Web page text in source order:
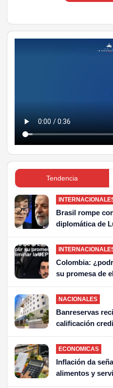
Tendencia
Brasil rompe
diplomática de
insultos» de
Colombia:
su promesa de
NACIONALES
Banreservas
calificación
Local RD con
ECONOMICAS
Inflación da
alimentos y
bolsillo